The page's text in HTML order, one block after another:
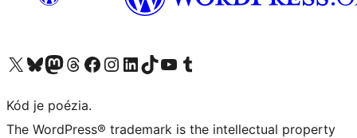
Navštívte náš účet na X (predtým Twitter)
Navštívte náš účet na platforme Bluesky
Navštívte náš účet na Mastodone
Navštívte náš účet na platforme Threads
Navštívte našu stránku na Facebooku
Navštívte náš účet Instagram
Navštívte náš účet LinkedIn
Navštívte náš účet na platforme TikTok
Navštívte náš kanál YouTube
Navštívte náš účet na platforme Tumblr
Kód je poézia.
The WordPress® trademark is the intellectual property